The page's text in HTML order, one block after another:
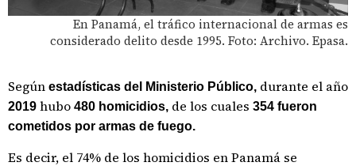
En Panamá, el tráfico internacional de armas es
considerado delito desde 1995. Foto: Archivo. Epasa.
Según estadísticas del Ministerio Público, durante el año
2019 hubo 480 homicidios, de los cuales 354 fueron
cometidos por armas de fuego.
Es decir, el 74% de los homicidios en Panamá se